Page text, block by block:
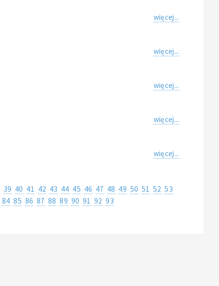
więcej...
więcej...
więcej...
więcej...
więcej...
39 40 41 42 43 44 45 46 47 48 49 50 51 52 53
84 85 86 87 88 89 90 91 92 93